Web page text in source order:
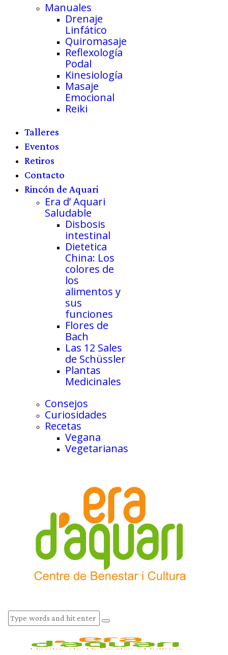
Manuales
Drenaje
Linfático
Quiromasaje
Reflexología
Podal
Kinesiología
Masaje
Emocional
Reiki
Talleres
Eventos
Retiros
Contacto
Rincón de Aquari
Era d’ Aquari
Saludable
Disbosis
intestinal
Dietetica
China: Los
colores de
los
alimentos y
sus
funciones
Flores de
Bach
Las 12 Sales
de Schüssler
Plantas
Medicinales
Consejos
Curiosidades
Recetas
Vegana
Vegetarianas